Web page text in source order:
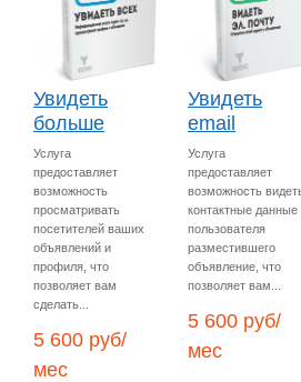
Увидеть
больше
Услуга
предоставляет
возможность
просматривать
посетителей ваших
объявлений и
профиля, что
позволяет вам
сделать...
5 600 руб/
мес
Увидеть
email
Услуга
предоставляет
возможность
контактные данные
пользователя
разместившего
объявление, что
позволяет вам...
5 600 руб/
мес